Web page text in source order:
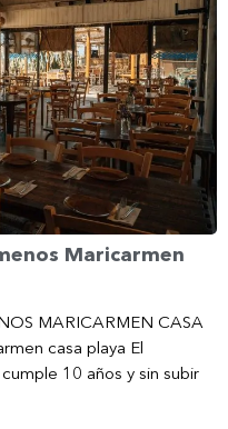
Maricarmen
MARICARMEN CASA
casa playa El
10 años y sin subir